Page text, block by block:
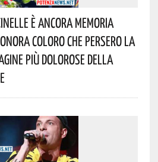
È Ancora Memoria
Coloro Che Persero La
Più Dolorose Della